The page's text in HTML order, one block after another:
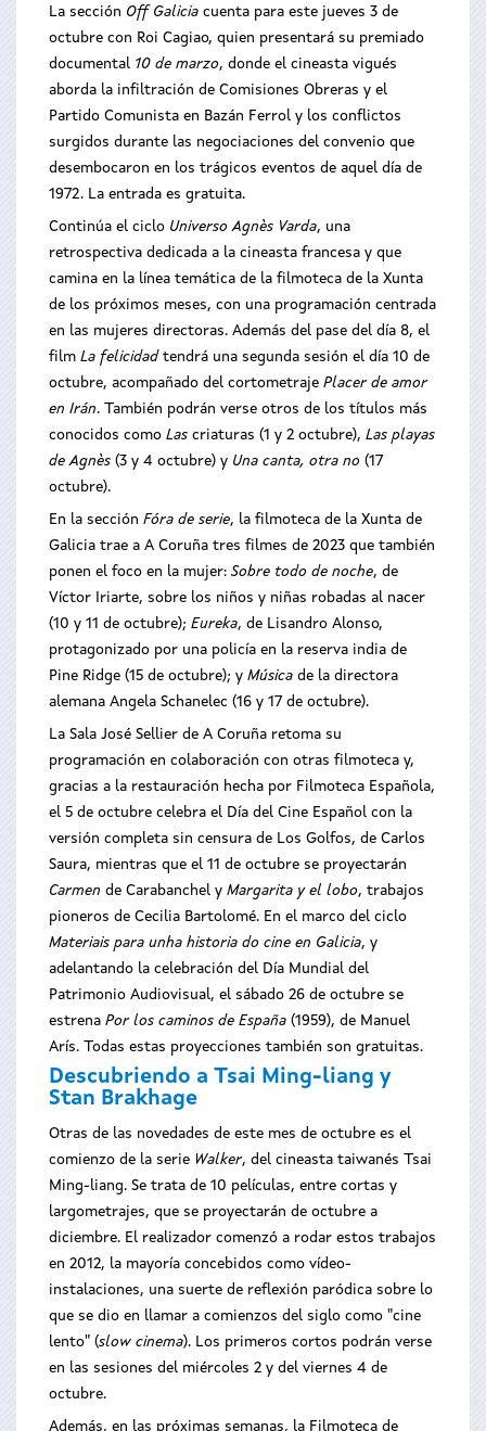
La sección Off Galicia cuenta para este jueves 3 de
octubre con Roi Cagiao, quien presentará su premiado
documental 10 de marzo, donde el cineasta vigués
aborda la infiltración de Comisiones Obreras y el
Partido Comunista en Bazán Ferrol y los conflictos
surgidos durante las negociaciones del convenio que
desembocaron en los trágicos eventos de aquel día de
1972. La entrada es gratuita.
Continúa el ciclo Universo Agnès Varda, una
retrospectiva dedicada a la cineasta francesa y que
camina en la línea temática de la filmoteca de la Xunta
de los próximos meses, con una programación centrada
en las mujeres directoras. Además del pase del día 8, el
film La felicidad tendrá una segunda sesión el día 10 de
octubre, acompañado del cortometraje Placer de amor
en Irán. También podrán verse otros de los títulos más
conocidos como Las criaturas (1 y 2 octubre), Las playas
de Agnès (3 y 4 octubre) y Una canta, otra no (17
octubre).
En la sección Fóra de serie, la filmoteca de la Xunta de
Galicia trae a A Coruña tres filmes de 2023 que también
ponen el foco en la mujer: Sobre todo de noche, de
Víctor Iriarte, sobre los niños y niñas robadas al nacer
(10 y 11 de octubre); Eureka, de Lisandro Alonso,
protagonizado por una policía en la reserva india de
Pine Ridge (15 de octubre); y Música de la directora
alemana Angela Schanelec (16 y 17 de octubre).
La Sala José Sellier de A Coruña retoma su
programación en colaboración con otras filmoteca y,
gracias a la restauración hecha por Filmoteca Española,
el 5 de octubre celebra el Día del Cine Español con la
versión completa sin censura de Los Golfos, de Carlos
Saura, mientras que el 11 de octubre se proyectarán
Carmen de Carabanchel y Margarita y el lobo, trabajos
pioneros de Cecilia Bartolomé. En el marco del ciclo
Materiais para unha historia do cine en Galicia, y
adelantando la celebración del Día Mundial del
Patrimonio Audiovisual, el sábado 26 de octubre se
estrena Por los caminos de España (1959), de Manuel
Arís. Todas estas proyecciones también son gratuitas.
Descubriendo a Tsai Ming-liang y
Stan Brakhage
Otras de las novedades de este mes de octubre es el
comienzo de la serie Walker, del cineasta taiwanés Tsai
Ming-liang. Se trata de 10 películas, entre cortas y
largometrajes, que se proyectarán de octubre a
diciembre. El realizador comenzó a rodar estos trabajos
en 2012, la mayoría concebidos como vídeo-
instalaciones, una suerte de reflexión paródica sobre lo
que se dio en llamar a comienzos del siglo como "cine
lento" (slow cinema). Los primeros cortos podrán verse
en las sesiones del miércoles 2 y del viernes 4 de
octubre.
Además, en las próximas semanas, la Filmoteca de